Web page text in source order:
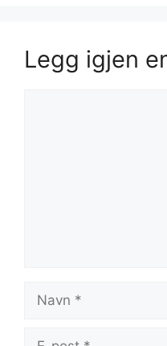
Legg igjen
Navn